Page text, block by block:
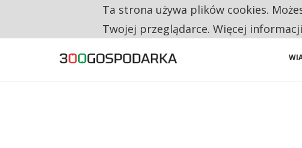
RESTRYKCJE CHIN UDERZAJĄ W EUROPEJSKI
Ta strona używa plików cookies.
Twojej przeglądarce. Więcej